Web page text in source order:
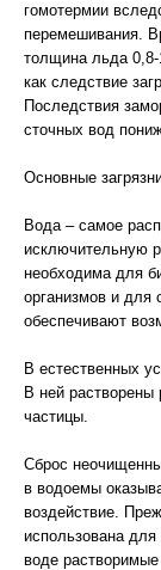
гомотермии
перемешивания.
толщина льда
как следствие
Последствия
сточных вод
Основные
Вода – самое
исключительную
необходима для
организмов и для
обеспечивают
В естественных
В ней
частицы.
Сброс
в водоемы
воздействие.
использована
воде